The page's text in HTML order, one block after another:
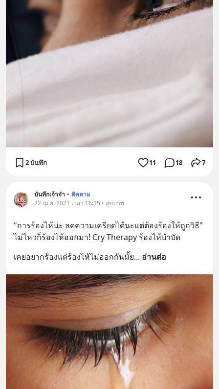
2 บันทึก 11 18 7
บันทึกเจ้าจ๋า • ติดตาม
22 เม.ย. 2021 เวลา 16:35 • สุขภาพ
"การร้องไห้น่ะ ลดความเครียดได้นะแต่ต้องร้องให้ถูกวิธี"
ไม่ไหวก็ร้องไห้ออกมา! Cry Therapy ร้องไห้บำบัด
เคยอยากร้องแต่ร้องไห้ไม่ออกกันมั้ย... อ่านต่อ